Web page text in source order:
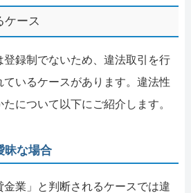
ケース
登録制でないため、違法取引を行
ているケースがあります。違法性
について以下にご紹介します。
昧な場合
業」と判断されるケースでは違